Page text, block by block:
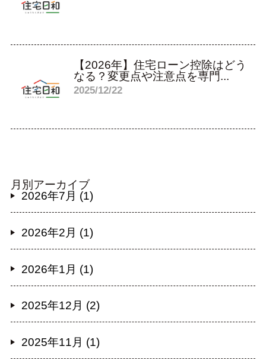
【2026年】住宅ローン控除はどう
なる？変更点や注意点を専門...
2025/12/22
月別アーカイブ
2026年7月 (1)
2026年2月 (1)
2026年1月 (1)
2025年12月 (2)
2025年11月 (1)